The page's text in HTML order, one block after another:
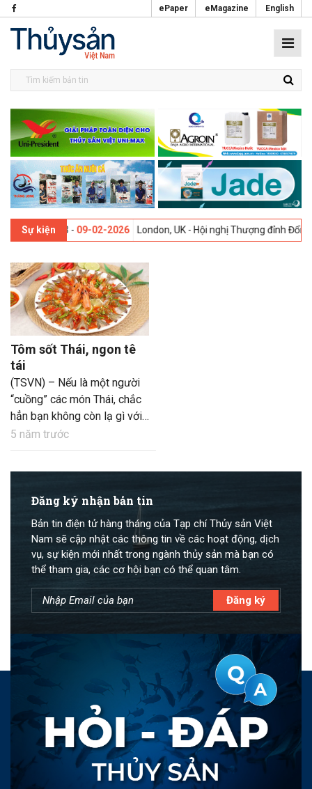
ePaper eMagazine English
Sự kiện
thứ 13 -09-02-2026 London, UK - Hội nghị Thượng đỉnh Đổi mới
Tôm sốt Thái, ngon tê
tái
(TSVN) – Nếu là một người
“cuồng” các món Thái, chắc
hẳn bạn không còn lạ gì với
món tôm sống chấm sốt ớt
cay. Vị cay tê tái của sốt
ăn này sẽ trở thành món
khoái khẩu của nhiều gia
đình đấy!
5 năm trước
Đăng ký nhận bản tin
Bản tin điện tử hàng tháng của Tạp chí Thủy sản Việt
Nam sẽ cập nhật các thông tin về các hoạt động, dịch
vụ, sự kiện mới nhất trong ngành thủy sản mà bạn có
thể tham gia, các cơ hội bạn có thể quan tâm.